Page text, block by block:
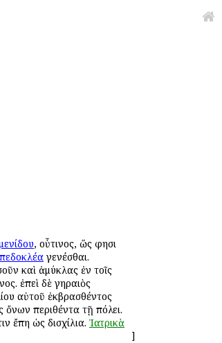
, οὗτινος, ὥς φησι
γενέσθαι.
καὶ ἀμύκλας ἐν τοῖς
ἐπεὶ δὲ γηραιὸς
αὐτοῦ ἐκβρασθέντος
περιθέντα τῇ πόλει.
ἔπη ὡς δισχίλια. Ἰατρικὰ
]